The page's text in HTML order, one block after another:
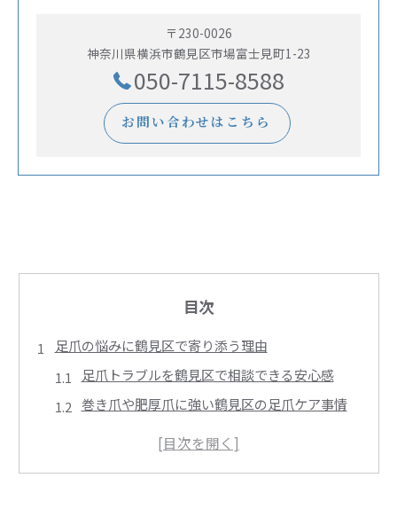
〒230-0026
神奈川県横浜市鶴見区市場富士見町1-23
050-7115-8588
お問い合わせはこちら
目次
足爪の悩みに鶴見区で寄り添う理由
足爪トラブルを鶴見区で相談できる安心感
巻き爪や肥厚爪に強い鶴見区の足爪ケア事情
足爪の悩みを解決へ導く鶴見区の特徴と強み